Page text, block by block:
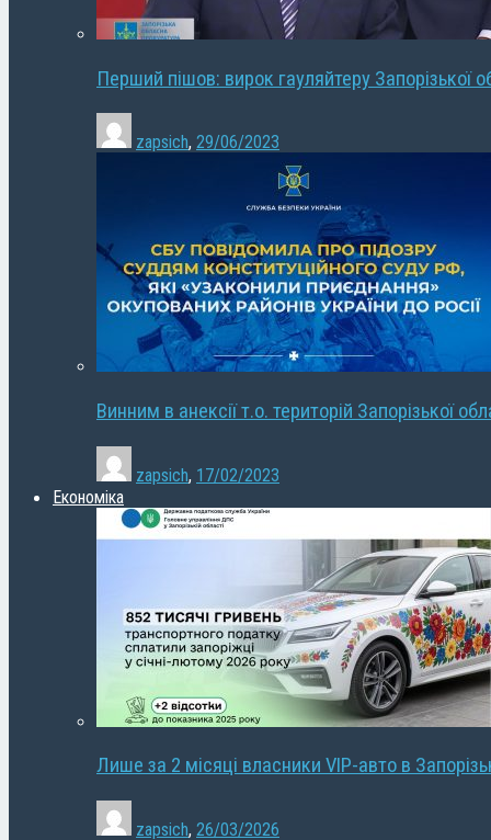
Перший пішов: вирок гауляйтеру Запорізької
zapsich, 29/06/2023
Винним в анексії т.о. територій Запорізької
zapsich, 17/02/2023
Економіка
Лише за 2 місяці власники VIP-авто в
zapsich, 26/03/2026